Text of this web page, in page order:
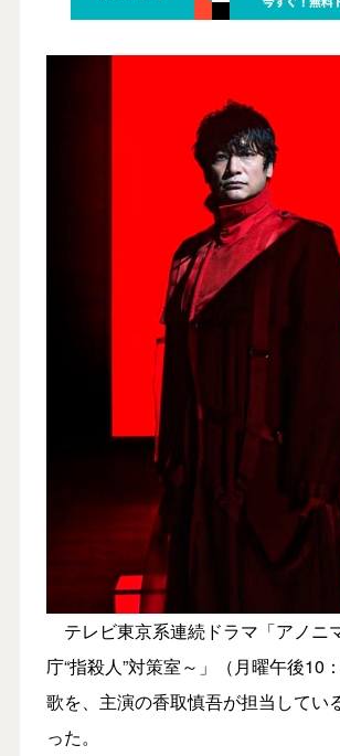
テレビ東京系連続ドラマ「アノニ
庁“指殺人”対策室～」（月曜午後10
歌を、主演の香取慎吾が担当してい
った。